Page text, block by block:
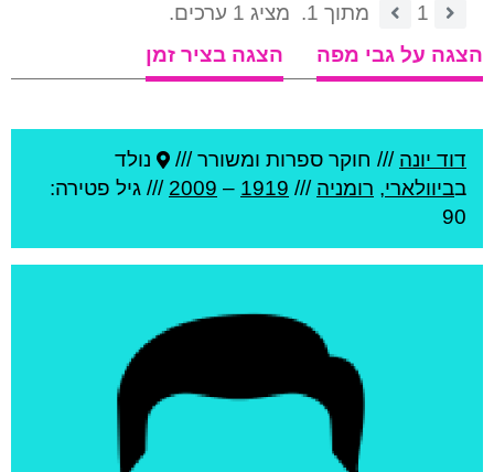
1 מתוך 1.
מציג 1 ערכים.
הצגה על גבי מפה
הצגה בציר זמן
דוד יונה /// חוקר ספרות ומשורר ///
נולד
בביוולארי, רומניה ///
1919
–
2009 /// גיל פטירה:
90